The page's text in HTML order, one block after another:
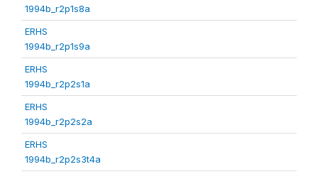
1994b_r2p1s8a
ERHS
1994b_r2p1s9a
ERHS
1994b_r2p2s1a
ERHS
1994b_r2p2s2a
ERHS
1994b_r2p2s3t4a